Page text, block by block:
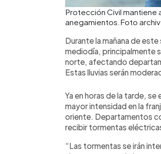
Protección Civil mantiene
anegamientos.Foto
Durante la mañana de
mediodía, principalmente
norte, afectando
Estas lluvias serán
Ya en horas de la tarde,
mayor intensidad en la
oriente. Departamentos
recibir tormentas
“Las tormentas se irán